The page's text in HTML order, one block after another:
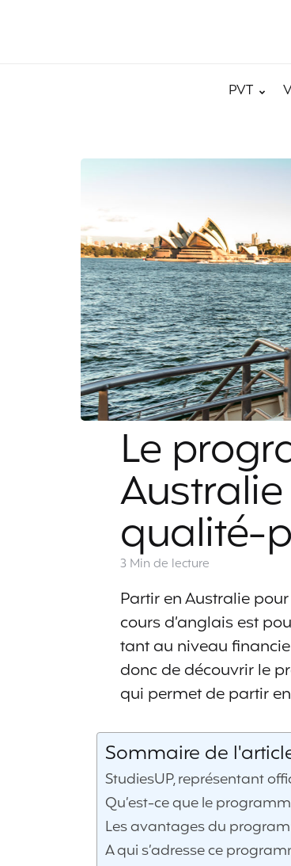
PVT
Le
qualité-
3 Min de lecture
Partir en Australie
cours d’anglais est
tant au niveau
donc de découvrir le
qui permet de partir
Sommaire de
StudiesUP, représentant
Qu’est-ce que le
Les avantages du
A qui s’adresse ce